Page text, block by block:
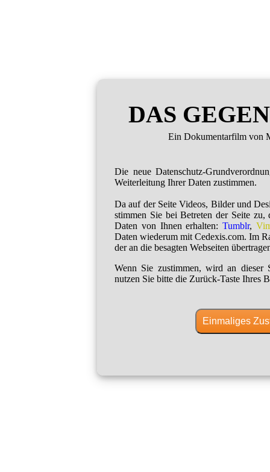
DAS
Ein Dokumentarfilm von
Die neue Datenschutz-
Weiterleitung Ihrer Daten zustimmen.
Da auf der Seite Videos, Bilder und
stimmen Sie bei Betreten der Seite zu,
Daten von Ihnen erhalten:Tumblr,
Daten wiederum mit Cedexis.com. Im
der an die besagten Webseiten
Wenn Sie zustimmen, wird an dieser
nutzen Sie bitte die Zurück-Taste Ihres
Einmaliges